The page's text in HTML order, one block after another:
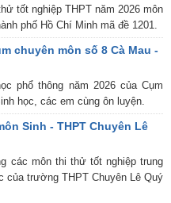
tốt nghiệp THPT năm 2026 môn
phố Hồ Chí Minh mã đề 1201.
chuyên môn số 8 Cà Mau -
phổ thông năm 2026 của Cụm
học, các em cùng ôn luyện.
Sinh - THPT Chuyên Lê
các môn thi thử tốt nghiệp trung
của trường THPT Chuyên Lê Quý